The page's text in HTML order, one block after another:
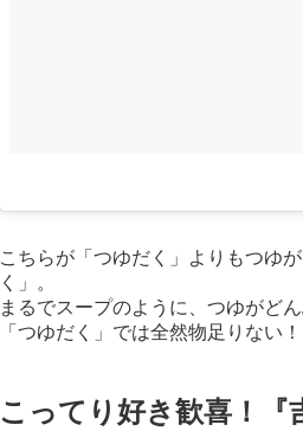
こちらが「つゆだく」よりもつゆ
く」。
まるでスープのように、つゆがど
「つゆだく」では全然物足りない
こってり好き歓喜！『